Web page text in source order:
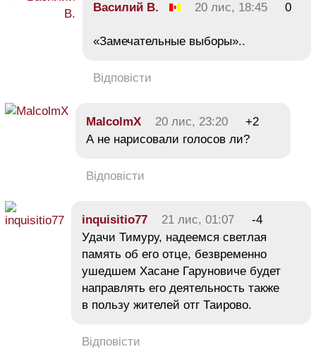
Василий В. 20 лис, 18:45 0
«Замечательные выборы»..
Відповісти
MalcolmX 20 лис, 23:20
+2
А не нарисовали голосов ли?
Відповісти
іnquіsitіо77 21 лис, 01:07
-4
Удачи Тимуру, надеемся светлая
память об его отце, безвременно
ушедшем Хасане Гаруновиче будет
направлять его деятельность также
в пользу жителей отг Таирово.
Відповісти